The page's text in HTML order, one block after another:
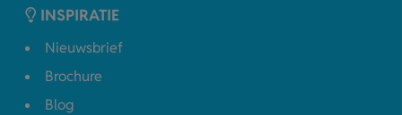
INSPIRATIE
Nieuwsbrief
Brochure
Blog